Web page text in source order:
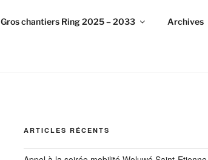
Gros chantiers Ring 2025 – 2033 Archives
ARTICLES RÉCENTS